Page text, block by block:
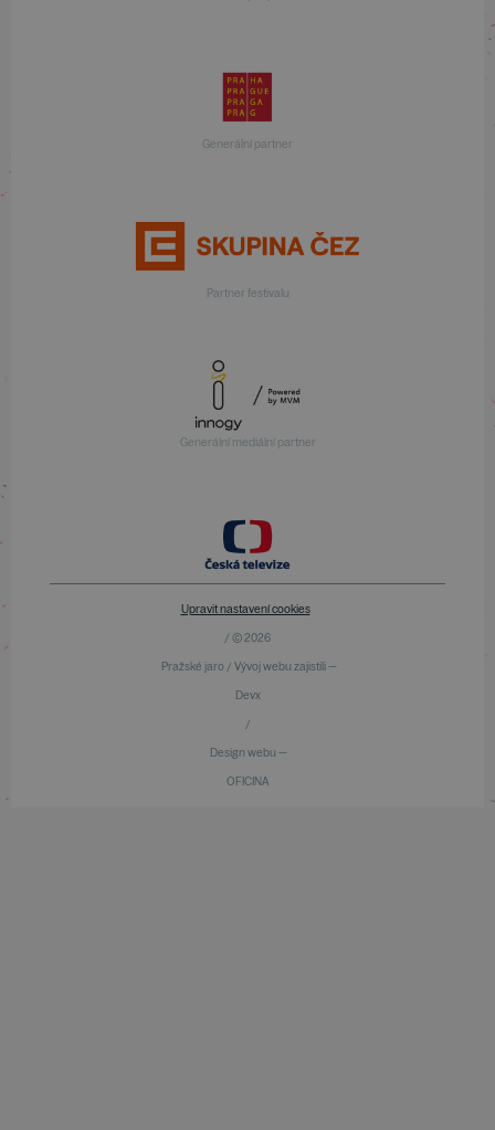
Generální partner
Partner festivalu
Generální mediální partner
Upravit nastavení cookies
/ © 2026
Pražské jaro / Vývoj webu zajistili —
Devx
/
Design webu —
OFICINA